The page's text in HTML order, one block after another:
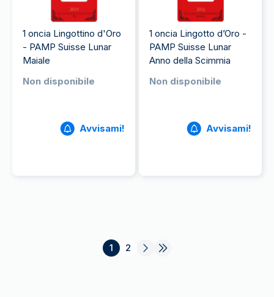
1 oncia Lingottino d'Oro
- PAMP Suisse Lunar
Maiale
Non disponibile
Avvisami!
1 oncia Lingotto d’Oro -
PAMP Suisse Lunar
Anno della Scimmia
Non disponibile
Avvisami!
1 2